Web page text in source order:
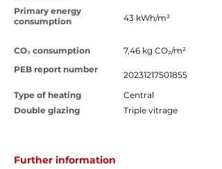
Primary energy
consumption
43 kWh/m²
CO₂ consumption
7,46 kg CO₂/m²
PEB report number
Type of heating
Double glazing
20231217501855
Central
Triple vitrage
Further information